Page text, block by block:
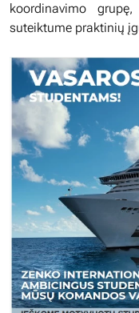
koordinavimo
suteiktume praktinių